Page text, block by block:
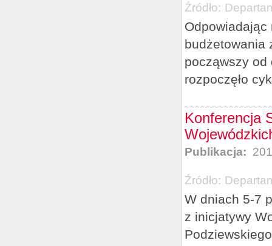
Źródło:
budżetowania
począwszy od
rozpoczęło
Konferencja
Publikacja:
Źródło:
W dniach 5-7
z inicjatywy